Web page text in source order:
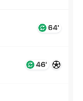
64'
46'